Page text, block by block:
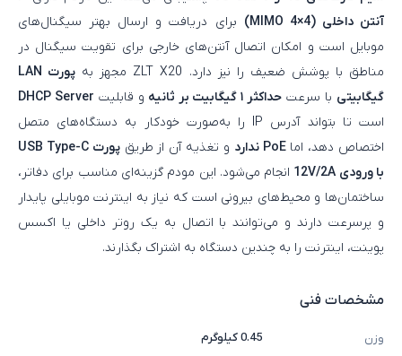
آنتن داخلی (4×4 MIMO)
برای دریافت و ارسال بهتر سیگنال‌های
موبایل است و امکان اتصال آنتن‌های خارجی برای تقویت سیگنال در
مناطق با پوشش ضعیف را نیز دارد. ZLT X20 مجهز به
پورت LAN
گیگابیتی با سرعت حداکثر ۱ گیگابیت بر ثانیه و قابلیت DHCP Server
است تا بتواند آدرس IP را به‌صورت خودکار به دستگاه‌های متصل
اختصاص دهد، اماPoE ندارد و تغذیه آن از طریق
پورت USB Type-C
با ورودی 12V/2A
انجام می‌شود. این مودم گزینه‌ای مناسب برای دفاتر،
ساختمان‌ها و محیط‌های بیرونی است که نیاز به اینترنت موبایلی پایدار
و پرسرعت دارند و می‌توانند با اتصال به یک روتر داخلی یا اکسس‌
پوینت، اینترنت را به چندین دستگاه به اشتراک بگذارند.
مشخصات فنی
وزن 0.45 کیلوگرم